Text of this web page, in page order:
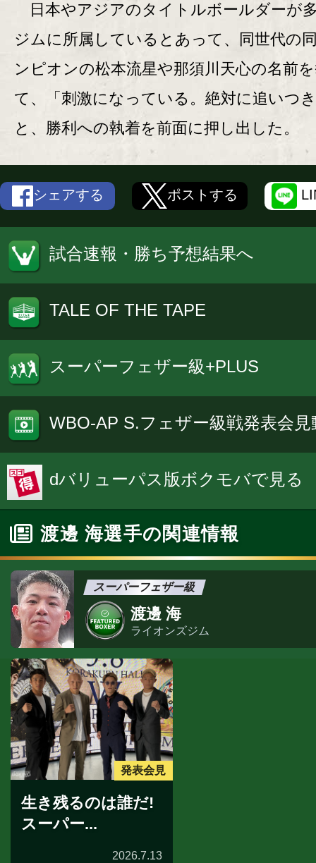
日本やアジアのタイトルボールダーが
ジムに所属しているとあって、同世代の
ンピオンの松本流星や那須川天心の名前
て、「刺激になっている。絶対に追いつ
と、勝利への執着を前面に押し出した。
シェアする ポストする
試合速報・勝ち予想結果へ
TALE OF THE TAPE
スーパーフェザー級+PLUS
WBO-AP S.フェザー級戦発表会見
dバリューパス版ボクモバで見る
渡邊 海選手の関連情報
スーパーフェザー級
渡邊 海
ライオンズジム
発表会見
生き残るのは誰だ!
スーパー...
2026.7.13